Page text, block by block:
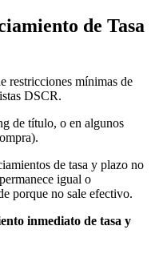
de Tasa
restricciones mínimas de
DSCR.
de título, o en algunos
de tasa y plazo no
igual o
porque no sale efectivo.
inmediato de tasa y